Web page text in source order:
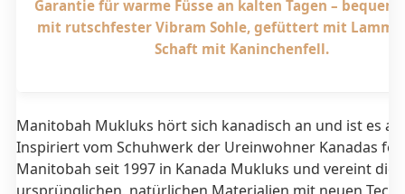
Garantie für warme Füsse an kalten Tagen –
mit rutschfester Vibram Sohle, gefüttert mit
Schaft mit Kaninchenfell.
Manitobah Mukluks hört sich kanadisch an und ist es
Inspiriert vom Schuhwerk der Ureinwohner Kanadas
Manitobah seit 1997 in Kanada Mukluks und vereint die